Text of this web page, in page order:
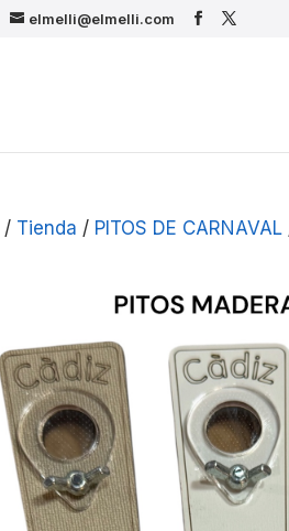
elmelli@elmelli.com
/ Tienda / PITOS DE CARNAVAL